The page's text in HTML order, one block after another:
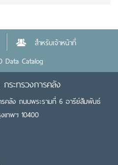
สำหรับเจ้าหน้าที่
Data Catalog
ระทรวงการคลัง
คลัง ถนนพระรามที่ 6 อารีย์สัมพันธ์
เทพฯ 10400